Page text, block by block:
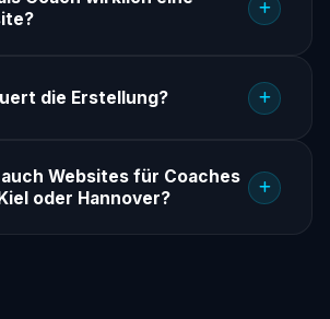
die Erstellung?
Websites für Coaches
oder Hannover?